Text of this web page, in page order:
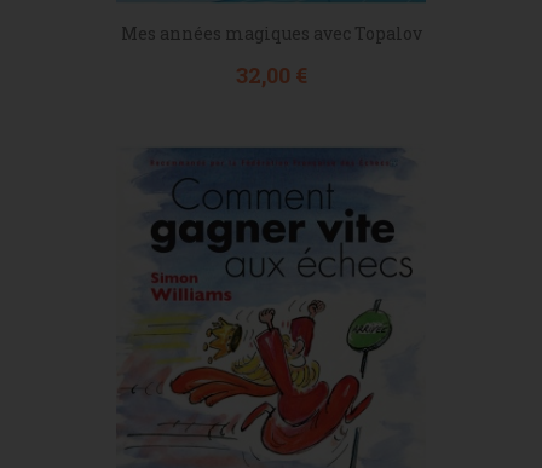
Mes années magiques avec Topalov
Prix
32,00 €